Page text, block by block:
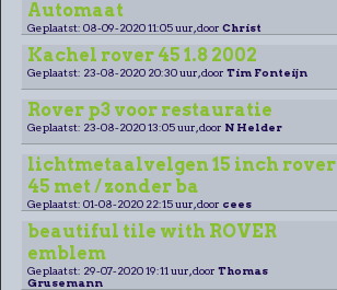
Automaat
Geplaatst: 08-09-2020 11:05 uur, door Christ
Kachel rover 45 1.8 2002
Geplaatst: 23-08-2020 20:30 uur, door Tim Fonteijn
Rover p3 voor restauratie
Geplaatst: 23-08-2020 13:05 uur, door N Helder
lichtmetaalvelgen 15 inch rover
45 met / zonder ba
Geplaatst: 01-08-2020 22:15 uur, door cees
beautiful tile with ROVER
emblem
Geplaatst: 29-07-2020 19:11 uur, door Thomas
Grusemann